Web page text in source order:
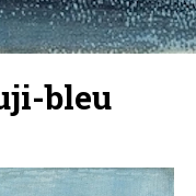
bleu